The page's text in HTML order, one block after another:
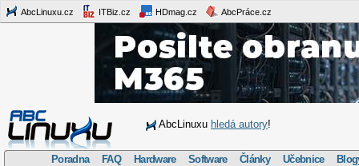
AbcLinuxu.cz ITBiz.cz HDmag.cz AbcPráce.cz
AbcLinuxu hledá autory!
Poradna FAQ Hardware Software Články Učebnice